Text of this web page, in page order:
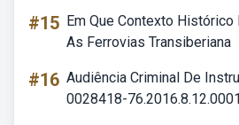
#15 Em Que Contexto Histórico
As Ferrovias Transiberiana
#16 Audiência Criminal De
0028418-76.2016.8.12.0001